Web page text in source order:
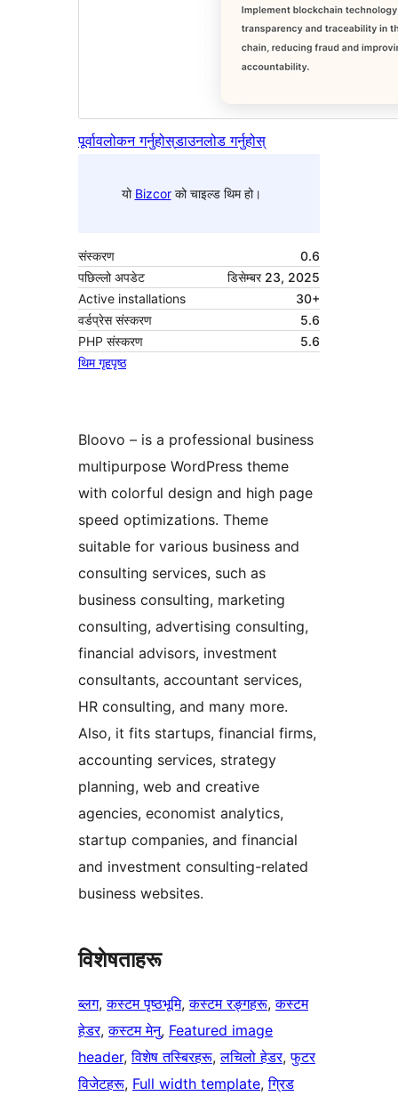
पूर्वावलोकन गर्नुहोस्डाउनलोड गर्नुहोस्
यो Bizcorको चाइल्ड थिम हो।
संस्करण
0.6
पछिल्लो अपडेट
डिसेम्बर 23, 2025
Active installations
30+
वर्डप्रेस संस्करण
5.6
PHP संस्करण
5.6
थिम गृहपृष्ठ
Bloovo – is a professional business
multipurpose WordPress theme
with colorful design and high page
speed optimizations. Theme
suitable for various business and
consulting services, such as
business consulting, marketing
consulting, advertising consulting,
financial advisors, investment
consultants, accountant services,
HR consulting, and many more.
Also, it fits startups, financial firms,
accounting services, strategy
planning, web and creative
agencies, economist analytics,
startup companies, and financial
and investment consulting-related
business websites.
विशेषताहरू
ब्लग, कस्टम पृष्ठभूमि, कस्टम रङ्गहरू, कस्टम
हेडर, कस्टम मेनु, Featured image
header, विशेष तस्बिरहरू, लचिलो हेडर, फुटर
विजेटहरू, Full width template, ग्रिड